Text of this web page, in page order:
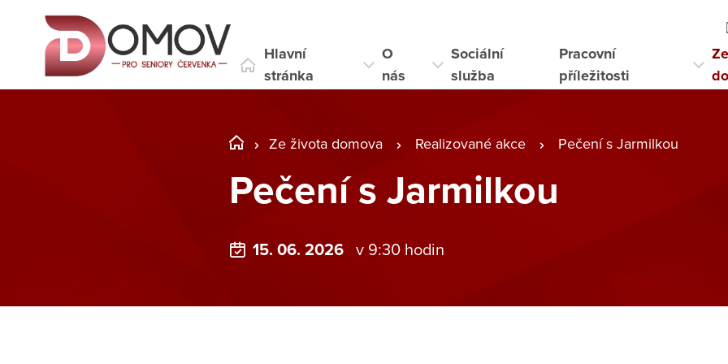
Hlavní
stránka
O
nás
Sociální
služba
Pracovní
příležitosti
Ze života domova Realizované akce Pečení s Jarmilkou
Pečení s Jarmilkou
15. 06. 2026 v 9:30 hodin